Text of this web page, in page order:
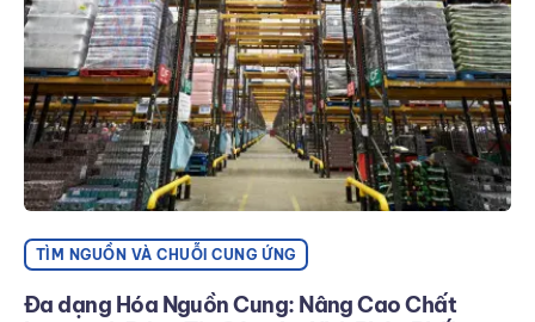
TÌM NGUỒN VÀ CHUỖI CUNG ỨNG
Đa dạng Hóa Nguồn Cung: Nâng Cao Chất